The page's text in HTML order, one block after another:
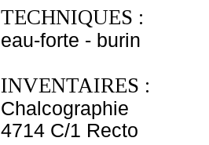
TECHNIQUES :
eau-forte - burin
INVENTAIRES :
Chalcographie
4714 C/1 Recto